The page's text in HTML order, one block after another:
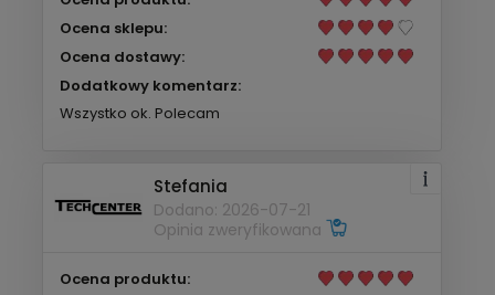
Ocena sklepu:
Ocena dostawy:
Dodatkowy komentarz:
Wszystko ok. Polecam
Stefania
Dodano: 2026-07-21
Opinia zweryfikowana
Ocena produktu: